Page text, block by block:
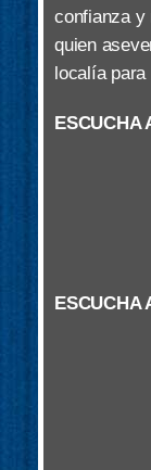
confianza y
quien
localía para
ESCUCHA
ESCUCHA